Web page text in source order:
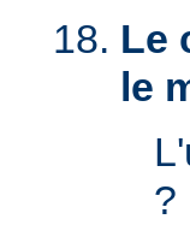
Le
le
?